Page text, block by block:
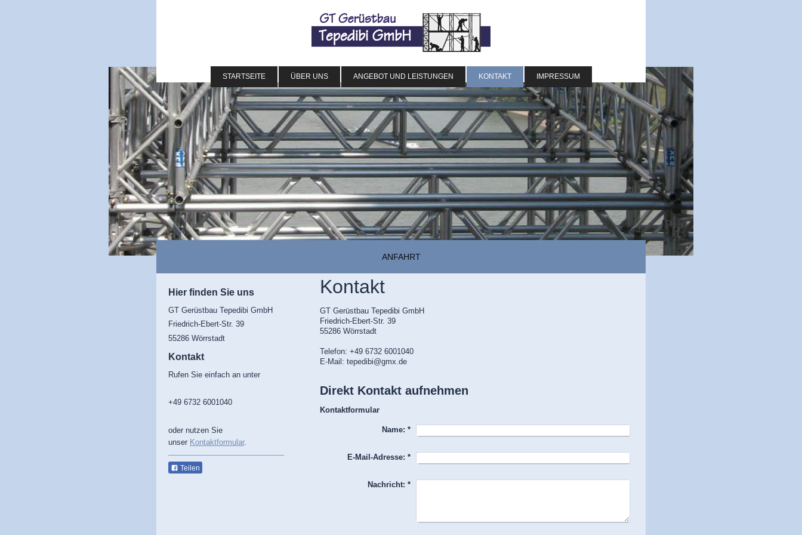
STARTSEITE ÜBER UNS ANGEBOT UND LEISTUNGEN KONTAKT IMPRESSUM
ANFAHRT
Kontakt
GT Gerüstbau Tepedibi GmbH
Friedrich-Ebert-Str. 39
55286 Wörrstadt
Telefon: +49 6732 6001040
E-Mail: tepedibi@gmx.de
Direkt Kontakt aufnehmen
Kontaktformular
Name: *
E-Mail-Adresse: *
Nachricht: *
Hier finden Sie uns
GT Gerüstbau Tepedibi GmbH
Friedrich-Ebert-Str. 39
55286 Wörrstadt
Kontakt
Rufen Sie einfach an unter
+49 6732 6001040
oder nutzen Sie
unser Kontaktformular.
Teilen